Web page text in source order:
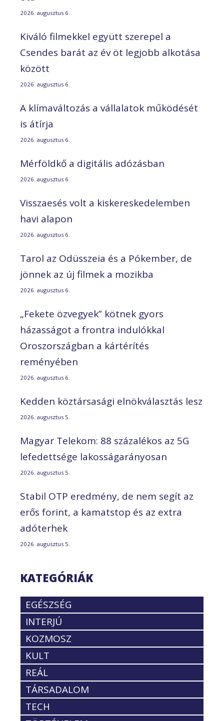
2026. augusztus 6.
Kiváló filmekkel együtt szerepel a
Csendes barát az év öt legjobb alkotása
között
2026. augusztus 6.
A klímaváltozás a vállalatok működését
is átírja
2026. augusztus 6.
Mérföldkő a digitális adózásban
2026. augusztus 6.
Visszaesés volt a kiskereskedelemben
havi alapon
2026. augusztus 6.
Tarol az Odüsszeia és a Pókember, de
jönnek az új filmek a mozikba
2026. augusztus 6.
„Fekete özvegyek” kötnek gyors
házasságot a frontra indulókkal
Oroszországban a kártérítés
reményében
2026. augusztus 6.
Kedden köztársasági elnökválasztás lesz
2026. augusztus 5.
Magyar Telekom: 88 százalékos az 5G
lefedettsége lakosságarányosan
2026. augusztus 5.
Stabil OTP eredmény, de nem segít az
erős forint, a kamatstop és az extra
adóterhek
2026. augusztus 5.
KATEGÓRIÁK
EGÉSZSÉG
INTERJÚ
KOZMOSZ
KULT
REÁL
TÁRSADALOM
TECH